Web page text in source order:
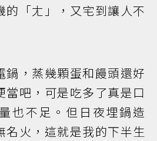
的「ㄤ」，又宅到讓人不
鍋，蒸幾顆蛋和饅頭還好
當吧，可是吃多了真是口
也不足。但日夜埋鍋造
名火，這就是我的下半生